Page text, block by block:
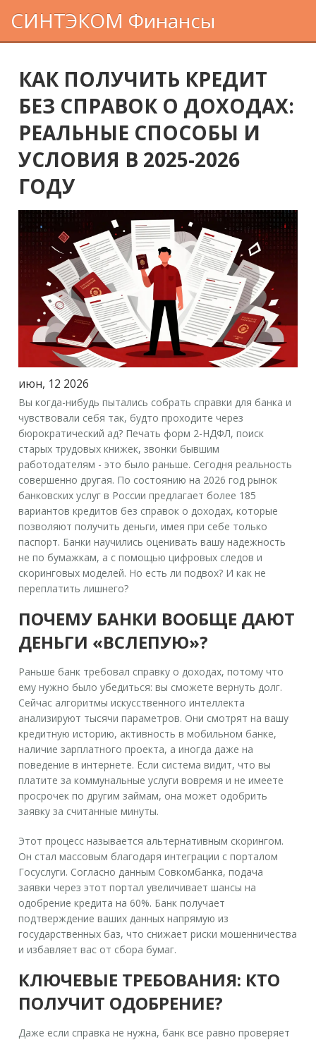
СИНТЭКОМ Финансы
КАК ПОЛУЧИТЬ КРЕДИТ
БЕЗ СПРАВОК О ДОХОДАХ:
РЕАЛЬНЫЕ СПОСОБЫ И
УСЛОВИЯ В 2025-2026
ГОДУ
июн, 12 2026
Вы когда-нибудь пытались собрать справки для банка и
чувствовали себя так, будто проходите через
бюрократический ад? Печать форм 2-НДФЛ, поиск
старых трудовых книжек, звонки бывшим
работодателям - это было раньше. Сегодня реальность
совершенно другая. По состоянию на 2026 год рынок
банковских услуг в России предлагает более 185
вариантовкредитов без справок о доходах, которые
позволяют получить деньги, имея при себе только
паспорт. Банки научились оценивать вашу надежность
не по бумажкам, а с помощью цифровых следов и
скоринговых моделей. Но есть ли подвох? И как не
переплатить лишнего?
ПОЧЕМУ БАНКИ ВООБЩЕ ДАЮТ
ДЕНЬГИ «ВСЛЕПУЮ»?
Раньше банк требовал справку о доходах, потому что
ему нужно было убедиться: вы сможете вернуть долг.
Сейчас алгоритмы искусственного интеллекта
анализируют тысячи параметров. Они смотрят на вашу
кредитную историю, активность в мобильном банке,
наличие зарплатного проекта, а иногда даже на
поведение в интернете. Если система видит, что вы
платите за коммунальные услуги вовремя и не имеете
просрочек по другим займам, она может одобрить
заявку за считанные минуты.
Этот процесс называется альтернативным скорингом.
Он стал массовым благодаря интеграции с порталом
Госуслуги. Согласно данным Совкомбанка, подача
заявки через этот портал увеличивает шансы на
одобрение кредита на 60%. Банк получает
подтверждение ваших данных напрямую из
государственных баз, что снижает риски мошенничества
и избавляет вас от сбора бумаг.
КЛЮЧЕВЫЕ ТРЕБОВАНИЯ: КТО
ПОЛУЧИТ ОДОБРЕНИЕ?
Даже если справка не нужна, банк все равно проверяет